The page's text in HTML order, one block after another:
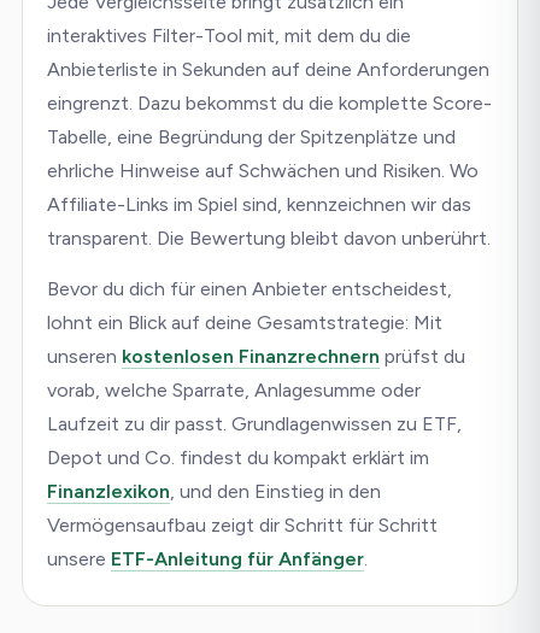
interaktives Filter-Tool mit, mit dem du die
Anbieterliste in Sekunden auf deine Anforderungen
eingrenzt. Dazu bekommst du die komplette Score-
Tabelle, eine Begründung der Spitzenplätze und
ehrliche Hinweise auf Schwächen und Risiken. Wo
Affiliate-Links im Spiel sind, kennzeichnen wir das
transparent. Die Bewertung bleibt davon unberührt.
Bevor du dich für einen Anbieter entscheidest,
lohnt ein Blick auf deine Gesamtstrategie: Mit
unseren kostenlosen Finanzrechnern prüfst du
vorab, welche Sparrate, Anlagesumme oder
Laufzeit zu dir passt. Grundlagenwissen zu ETF,
Depot und Co. findest du kompakt erklärt im
Finanzlexikon, und den Einstieg in den
Vermögensaufbau zeigt dir Schritt für Schritt
unsere ETF-Anleitung für Anfänger.